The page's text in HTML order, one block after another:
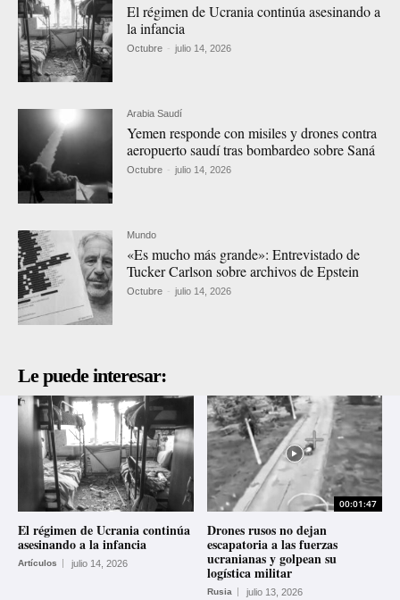
El régimen de Ucrania continúa asesinando a
la infancia
Octubre - julio 14, 2026
Arabia Saudí
Yemen responde con misiles y drones contra
aeropuerto saudí tras bombardeo sobre Saná
Octubre - julio 14, 2026
Mundo
«Es mucho más grande»: Entrevistado de
Tucker Carlson sobre archivos de Epstein
Octubre - julio 14, 2026
Le puede interesar:
El régimen de Ucrania continúa
asesinando a la infancia
Artículos julio 14, 2026
00:01:47
Drones rusos no dejan
escapatoria a las fuerzas
ucranianas y golpean su
logística militar
Rusia julio 13, 2026